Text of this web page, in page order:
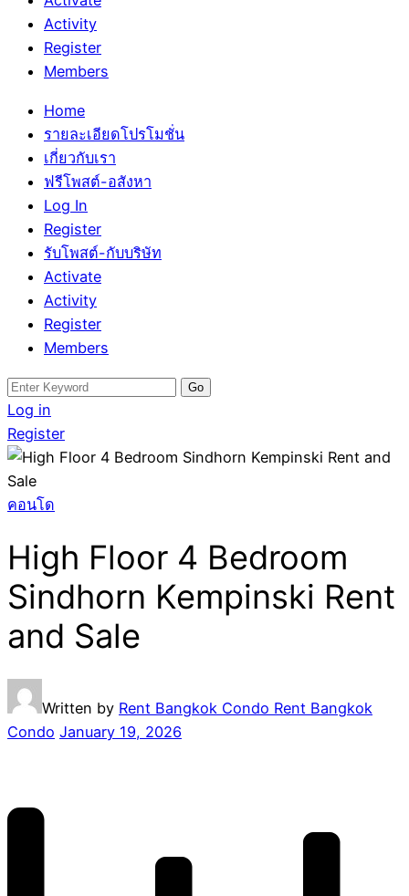
Activity
Register
Members
Home
รายละเอียดโปรโมชั่น
เกี่ยวกับเรา
ฟรีโพสต์-อสังหา
Log In
Register
รับโพสต์-กับบริษัท
Activate
Activity
Register
Members
Search
for:
Log in
Register
คอนโด
High Floor 4 Bedroom
Sindhorn Kempinski Rent
and Sale
Written by Rent Bangkok Condo Rent Bangkok
Condo January 19, 2026